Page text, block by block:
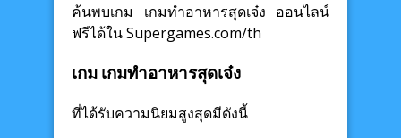
ค้นพบเกม เกมทำอาหารสุดเจ๋ง ออนไลน์
ฟรีได้ใน Supergames.com/th
เกม เกมทำอาหารสุดเจ๋ง
ที่ได้รับความนิยมสูงสุดมีดังนี้